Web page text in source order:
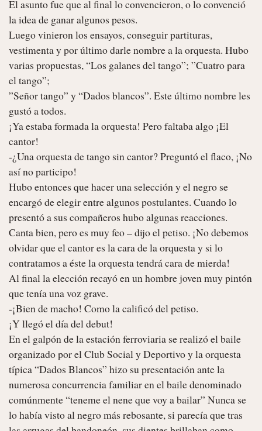
El asunto fue que al final lo convencieron, o lo convenció
la idea de ganar algunos pesos.
Luego vinieron los ensayos, conseguir partituras,
vestimenta y por último darle nombre a la orquesta. Hubo
varias propuestas, “Los galanes del tango”; ”Cuatro para
el tango”;
”Señor tango” y “Dados blancos”. Este último nombre les
gustó a todos.
¡Ya estaba formada la orquesta! Pero faltaba algo ¡El
cantor!
-¿Una orquesta de tango sin cantor? Preguntó el flaco, ¡No
así no participo!
Hubo entonces que hacer una selección y el negro se
encargó de elegir entre algunos postulantes. Cuando lo
presentó a sus compañeros hubo algunas reacciones.
Canta bien, pero es muy feo – dijo el petiso. ¡No debemos
olvidar que el cantor es la cara de la orquesta y si lo
contratamos a éste la orquesta tendrá cara de mierda!
Al final la elección recayó en un hombre joven muy pintón
que tenía una voz grave.
-¡Bien de macho! Como la calificó del petiso.
¡Y llegó el día del debut!
En el galpón de la estación ferroviaria se realizó el baile
organizado por el Club Social y Deportivo y la orquesta
típica “Dados Blancos” hizo su presentación ante la
numerosa concurrencia familiar en el baile denominado
comúnmente “teneme el nene que voy a bailar” Nunca se
lo había visto al negro más rebosante, si parecía que tras